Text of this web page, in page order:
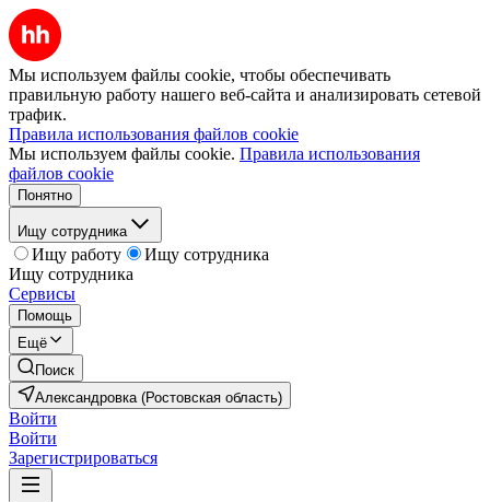
Мы используем файлы cookie, чтобы обеспечивать
правильную работу нашего веб-сайта и анализировать сетевой
трафик.
Правила использования файлов cookie
Мы используем файлы cookie. Правила использования
файлов cookie
Понятно
Ищу сотрудника
Ищу работу
Ищу сотрудника
Ищу сотрудника
Сервисы
Помощь
Ещё
Поиск
Александровка (Ростовская область)
Войти
Войти
Зарегистрироваться